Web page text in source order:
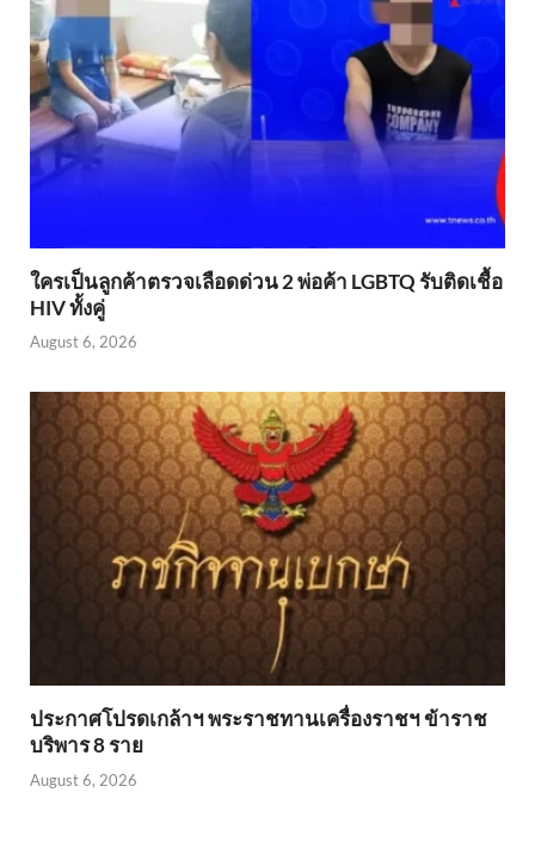
ใครเป็นลูกค้าตรวจเลือดด่วน 2 พ่อค้า LGBTQ รับติดเชื้อ
HIV ทั้งคู่
August 6, 2026
ประกาศโปรดเกล้าฯ พระราชทานเครื่องราชฯ ข้าราช
บริพาร 8 ราย
August 6, 2026